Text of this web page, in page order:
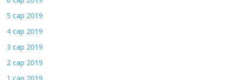
5 сар 2019
4 сар 2019
3 сар 2019
2 сар 2019